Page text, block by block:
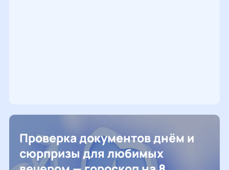
Проверка документов днём и
сюрпризы для любимых